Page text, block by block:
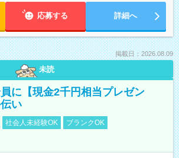
応募する 詳細へ
掲載日：2026.08.09
未読
に【現金2千円相当プレゼン
い
社会人未経験OK
ブランクOK